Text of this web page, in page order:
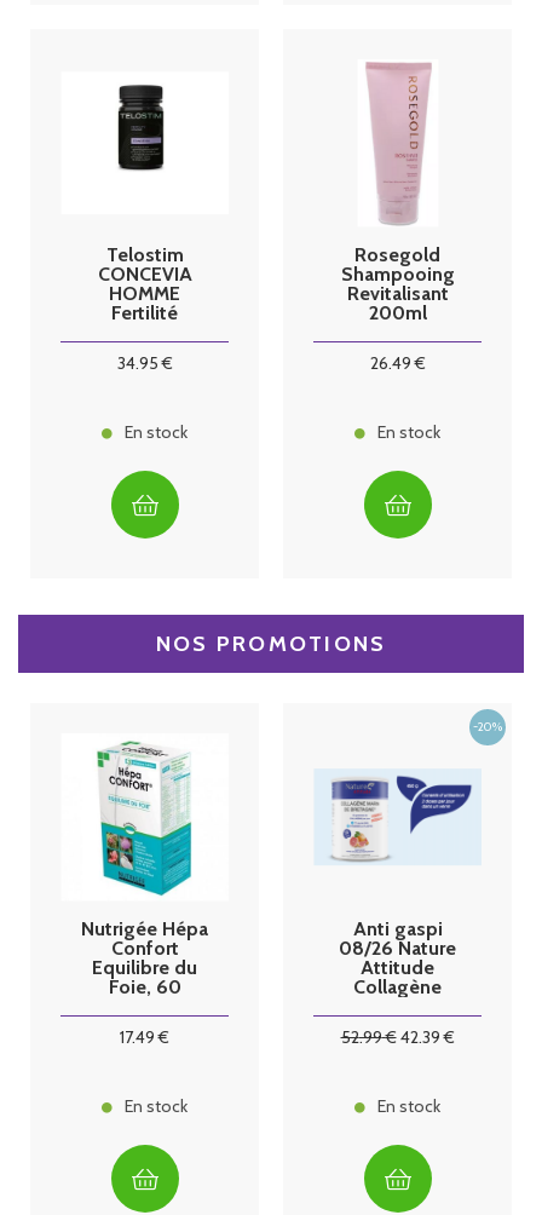
Telostim
CONCEVIA
HOMME
Fertilité
34.95€
En stock
Rosegold
Shampooing
Revitalisant
200ml
26.49€
En stock
NOS PROMOTIONS
Nutrigée Hépa
Confort
Equilibre du
Foie, 60
17.49 €
En stock
Anti gaspi
08/26 Nature
Attitude
Collagène
G
52.99€42.39€
En stock